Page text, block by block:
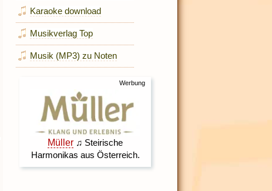
Karaoke download
Musikverlag Top
Musik (MP3) zu Noten